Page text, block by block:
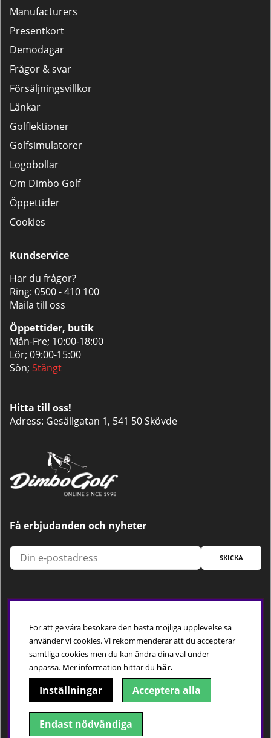
Manufacturers
Presentkort
Demodagar
Frågor & svar
Försäljningsvillkor
Länkar
Golflektioner
Golfsimulatorer
Logobollar
Om Dimbo Golf
Öppettider
Cookies
Kundservice
Har du frågor?
Ring: 0500 - 410 100
Maila till oss
Öppettider, butik
Mån-Fre; 10:00-18:00
Lör; 09:00-15:00
Sön; Stängt
Hitta till oss!
Adress: Gesällgatan 1, 541 50 Skövde
Få erbjudanden och nyheter
SKICKA
Trygg betalning
Följ oss
För att ge våra besökare den bästa möjliga upplevelse så
använder vi cookies. Vi rekommenderar att du accepterar
samtliga cookies men du kan ändra dina val under
anpassa. Mer information hittar du här.
Inställningar Acceptera alla
Endast nödvändiga